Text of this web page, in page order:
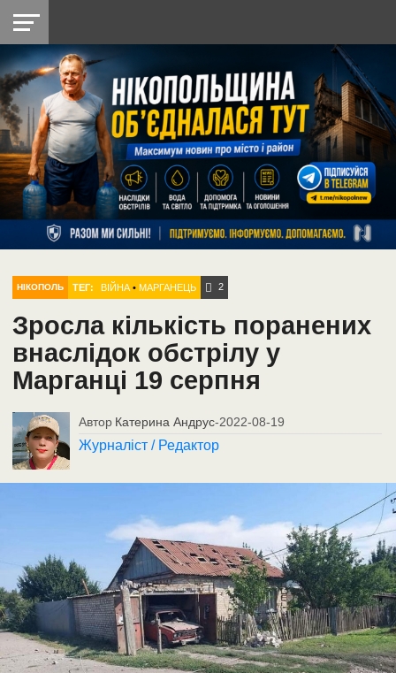
НІКОПОЛЬ
РАЙОН
СІЧЕСЛАВСЬКА
УКРАЇНА
РЕТРО
НІКОПОЛЬ
ЛАЙТ
УКРАЇНА
ДОПОМОГА
РАДІО
НІКОПОЛЬ ТЕГ: ВІЙНА •МАРГАНЕЦЬ 2
Зросла кількість поранених
внаслідок обстрілу у
Марганці 19 серпня
Автор Катерина Андрус-2022-08-19
Журналіст / Редактор